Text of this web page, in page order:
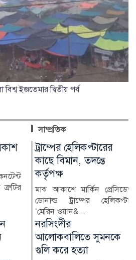
ইজতেমার দ্বিতীয় পর্ব
সাম্প্রতিক
ভারতীয় তরুণীর অভিযোগে
জামালপুরে যুবক গ্রেপ্তার
ভারতীয় এক তরুণীর সঙ্গে
অনলাইনে প্রেমের সম্পর্ক গড়ে তার
ব্যক্তিগত ছবি ও ভিডিও...
জোবাইরের ওপর হামলার
প্রতিবাদে কুড়িগ্রামে
সাংবাদিকদের মানববন্ধন